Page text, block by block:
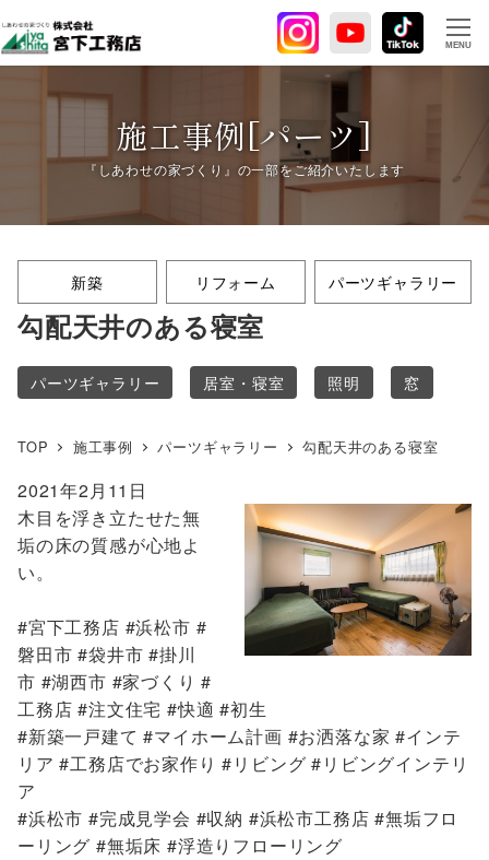
イ
ン
へ
MENU
施工事例[パーツ]
新築 リフォーム パーツギャラリー
勾配天井のある寝室
パーツギャラリー 居室・寝室 照明 窓
TOP 施工事例 パーツギャラリー 勾配天井のある寝室
2021年2月11日
木目を浮き立たせた無
垢の床の質感が心地よ
い。
#宮下工務店 #浜松市 #
磐田市 #袋井市 #掛川
市 #湖西市 #家づくり #
工務店 #注文住宅 #快適 #初生
#新築一戸建て #マイホーム計画 #お洒落な家 #インテ
リア #工務店でお家作り #リビング #リビングインテリ
ア
#浜松市 #完成見学会 #収納 #浜松市工務店 #無垢フロ
ーリング #無垢床 #浮造りフローリング